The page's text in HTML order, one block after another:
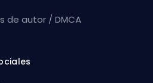
de autor / DMCA